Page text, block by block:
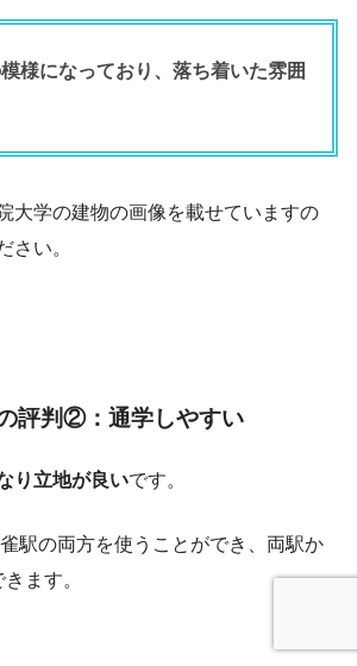
様になっており、落ち着いた雰囲
大学の建物の画像を載せていますの
さい。
評判②：通学しやすい
り立地が良いです。
駅の両方を使うことができ、両駅か
ます。